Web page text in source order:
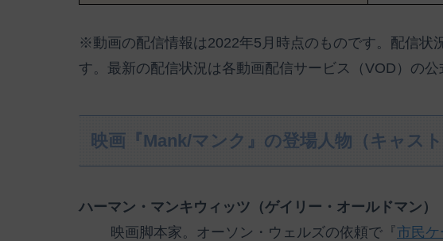
※動画の配信情報は2022年5月時点のものです。配信状
す。最新の配信状況は各動画配信サービス（VOD）の公
映画『Mank/マンク』の登場人物（キャスト
ハーマン・マンキウィッツ（ゲイリー・オールドマン）
映画脚本家。オーソン・ウェルズの依頼で『市民ケ